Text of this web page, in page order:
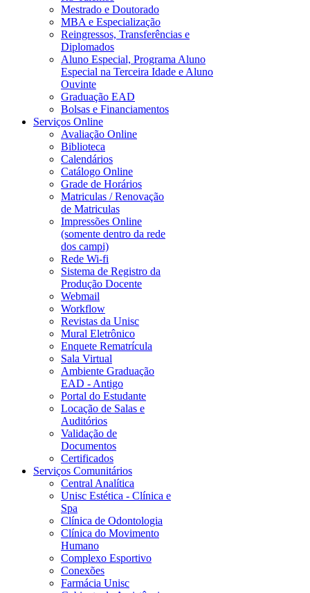
Mestrado e Doutorado
MBA e Especialização
Reingressos, Transferências e
Diplomados
Aluno Especial, Programa Aluno
Especial na Terceira Idade e Aluno
Ouvinte
Graduação EAD
Bolsas e Financiamentos
Serviços Online
Avaliação Online
Biblioteca
Calendários
Catálogo Online
Grade de Horários
Matriculas / Renovação
de Matriculas
Impressões Online
(somente dentro da rede
dos campi)
Rede Wi-fi
Sistema de Registro da
Produção Docente
Webmail
Workflow
Revistas da Unisc
Mural Eletrônico
Enquete Rematrícula
Sala Virtual
Ambiente Graduação
EAD - Antigo
Portal do Estudante
Locação de Salas e
Auditórios
Validação de
Documentos
Certificados
Serviços Comunitários
Central Analítica
Unisc Estética - Clínica e
Spa
Clínica de Odontologia
Clínica do Movimento
Humano
Complexo Esportivo
Conexões
Farmácia Unisc